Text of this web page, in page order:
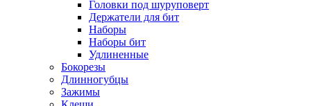
Головки под шуруповерт
Держатели для бит
Наборы
Наборы бит
Удлиненные
Бокорезы
Длинногубцы
Зажимы